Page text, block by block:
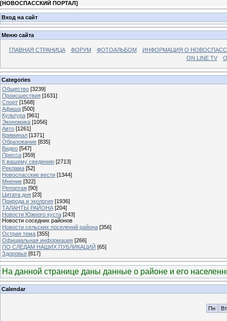
[НОВОСПАССКИЙ ПОРТАЛ]
Вход на сайт
Меню сайта
ГЛАВНАЯ СТРАНИЦА ФОРУМ ФОТОАЛЬБОМ
ИНФОРМАЦИЯ О
ON LINE TV
Categories
Общество [3239]
Происшествия [1631]
Спорт [1568]
Афиша [500]
Культура [961]
Экономика [1056]
Авто [1261]
Криминал [1371]
Образование [835]
Видео [547]
Пресса [359]
К вашему сведению [2713]
Реклама [52]
Новоспасские вести [1344]
Мнение [322]
Репортаж [90]
Цитата дня [23]
Природа и экология [1936]
ТАЛАНТЫ РАЙОНА [204]
Новости Южного куста [243]
Новости соседних районов
Новости сельских поселений района [356]
Острая тема [355]
Официальная информация [266]
ПО СЛЕДАМ НАШИХ ПУБЛИКАЦИЙ [65]
Здоровье [817]
На данной странице даны данные о районе и его
Calendar
Пн
Вт